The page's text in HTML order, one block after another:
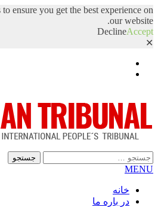
ensure you get the best experience on
our website.
DeclineAccept
✕
جستجو
برای:
MENU
خانه
در باره ما